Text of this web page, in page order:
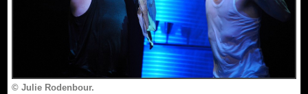
© Julie Rodenbour.